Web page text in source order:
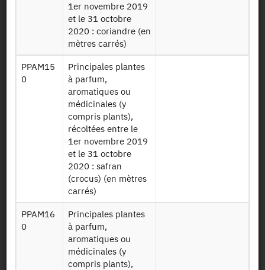
220415
Données sur les
productions
végétales -
Plantes à
Parfum,
Aromatiques et
Médicinales
(PPAM) 2020
Données sur les
productions
végétales -
légumes cultivés
2020
RA2020 SURF
SAU 220415
productions
végétales -
surface agricole
utilisée (SAU)
2020
1er novembre 2019
et le 31 octobre
2020 : coriandre (en
mètres carrés)
PPAM15
0
Principales plantes
à parfum,
aromatiques ou
médicinales (y
compris plants),
récoltées entre le
1er novembre 2019
et le 31 octobre
2020 : safran
(crocus) (en mètres
carrés)
PPAM16
0
Principales plantes
à parfum,
aromatiques ou
médicinales (y
compris plants),